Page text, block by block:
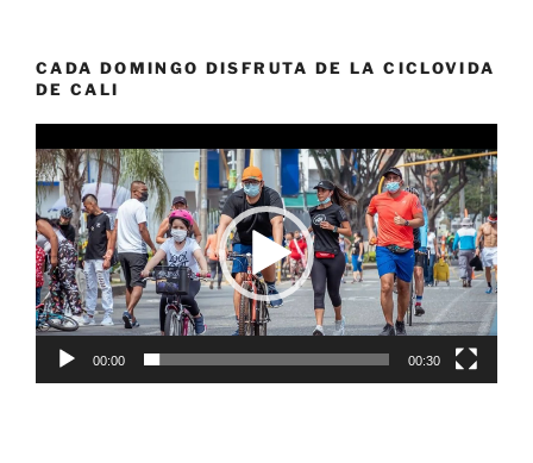
CADA DOMINGO DISFRUTA DE LA CICLOVIDA
DE CALI
de
vídeo
00:00 00:30